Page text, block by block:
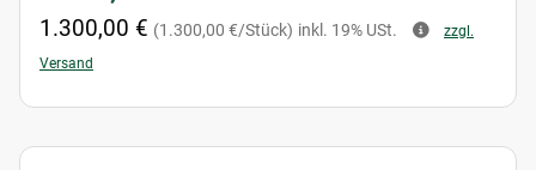
1.300,00 € (1.300,00 €/Stück) inkl. 19% USt.
zzgl.
Versand